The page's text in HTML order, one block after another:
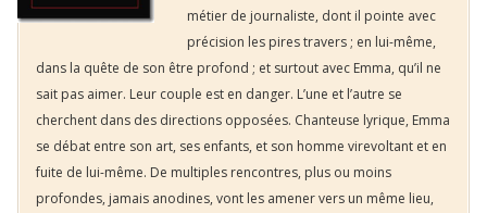
métier de journaliste, dont il pointe avec
précision les pires travers ; en lui-même,
dans la quête de son être profond ; et surtout avec Emma, qu’il ne
sait pas aimer. Leur couple est en danger. L’une et l’autre se
cherchent dans des directions opposées. Chanteuse lyrique, Emma
se débat entre son art, ses enfants, et son homme virevoltant et en
fuite de lui-même. De multiples rencontres, plus ou moins
profondes, jamais anodines, vont les amener vers un même lieu,